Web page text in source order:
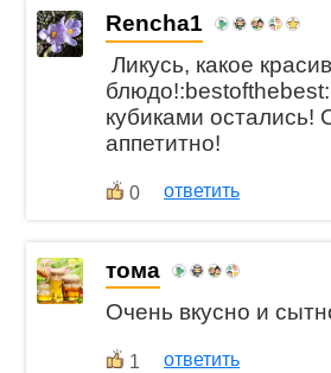
Rencha1
Ликусь, какое
кубиками остались!
аппетитно!
0 ответить
тома
Очень вкусно и
1 ответить